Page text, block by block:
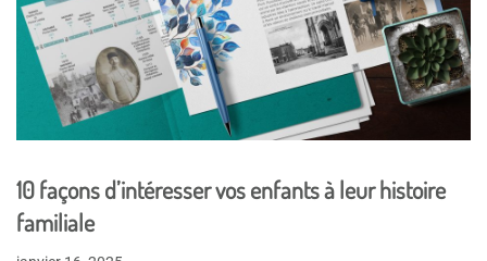
10 façons d’intéresser vos enfants à leur histoire
familiale